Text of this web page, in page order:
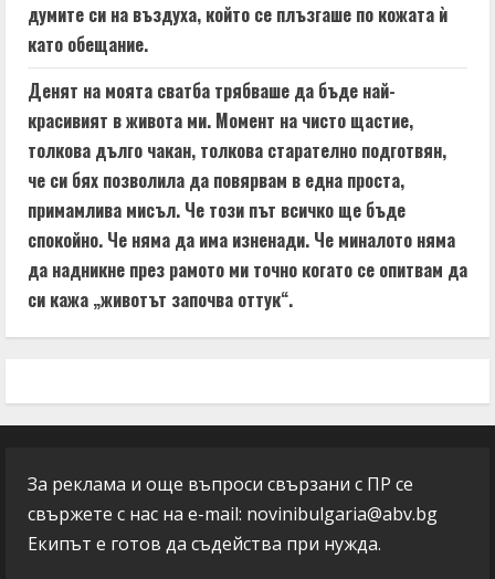
думите си на въздуха, който се плъзгаше по кожата ѝ
като обещание.
Денят на моята сватба трябваше да бъде най-
красивият в живота ми. Момент на чисто щастие,
толкова дълго чакан, толкова старателно подготвян,
че си бях позволила да повярвам в една проста,
примамлива мисъл. Че този път всичко ще бъде
спокойно. Че няма да има изненади. Че миналото няма
да надникне през рамото ми точно когато се опитвам да
си кажа „животът започва оттук“.
За реклама и още въпроси свързани с ПР се
свържете с нас на e-mail: novinibulgaria@abv.bg
Екипът е готов да съдейства при нужда.